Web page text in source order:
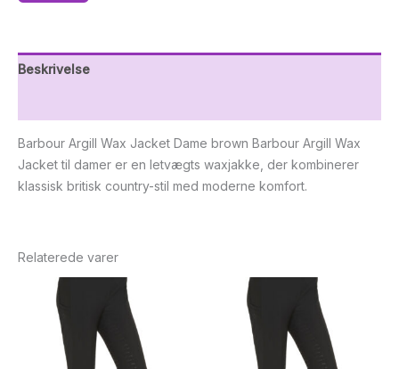
Beskrivelse
Barbour Argill Wax Jacket Dame brown Barbour Argill Wax
Jacket til damer er en letvægts waxjakke, der kombinerer
klassisk britisk country-stil med moderne komfort.
Relaterede varer